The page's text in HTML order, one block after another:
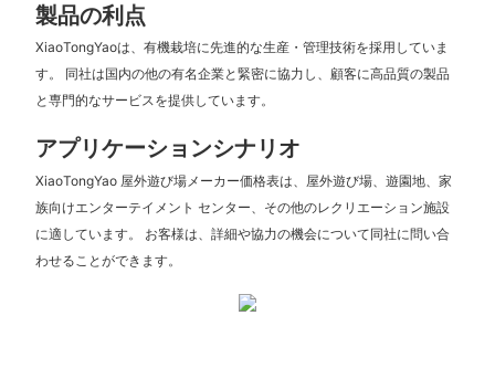
製品の利点
XiaoTongYaoは、有機栽培に先進的な生産・管理技術を採用していま
す。 同社は国内の他の有名企業と緊密に協力し、顧客に高品質の製品
と専門的なサービスを提供しています。
アプリケーションシナリオ
XiaoTongYao 屋外遊び場メーカー価格表は、屋外遊び場、遊園地、家
族向けエンターテイメント センター、その他のレクリエーション施設
に適しています。 お客様は、詳細や協力の機会について同社に問い合
わせることができます。